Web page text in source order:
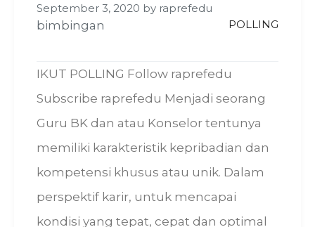
September 3, 2020 by raprefedu
bimbingan POLLING
IKUT POLLING Follow raprefedu
Subscribe raprefedu Menjadi seorang
Guru BK dan atau Konselor tentunya
memiliki karakteristik kepribadian dan
kompetensi khusus atau unik. Dalam
perspektif karir, untuk mencapai
kondisi yang tepat, cepat dan optimal